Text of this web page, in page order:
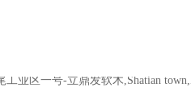
业区一号-立鼎发软木,Shatian